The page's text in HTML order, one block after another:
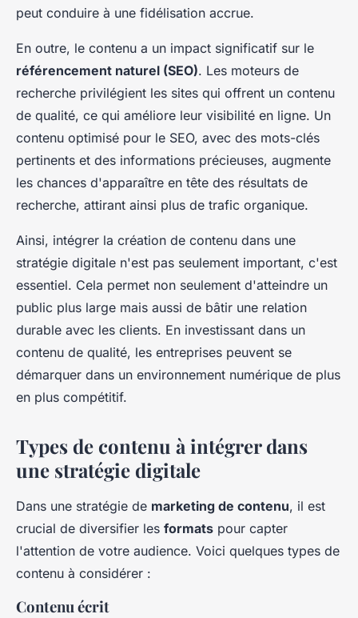
peut conduire à une fidélisation accrue.
En outre, le contenu a un impact significatif sur le
référencement naturel (SEO). Les moteurs de
recherche privilégient les sites qui offrent un contenu
de qualité, ce qui améliore leur visibilité en ligne. Un
contenu optimisé pour le SEO, avec des mots-clés
pertinents et des informations précieuses, augmente
les chances d'apparaître en tête des résultats de
recherche, attirant ainsi plus de trafic organique.
Ainsi, intégrer la création de contenu dans une
stratégie digitale n'est pas seulement important, c'est
essentiel. Cela permet non seulement d'atteindre un
public plus large mais aussi de bâtir une relation
durable avec les clients. En investissant dans un
contenu de qualité, les entreprises peuvent se
démarquer dans un environnement numérique de plus
en plus compétitif.
Types de contenu à intégrer dans
une stratégie digitale
Dans une stratégie de marketing de contenu, il est
crucial de diversifier les formats pour capter
l'attention de votre audience. Voici quelques types de
contenu à considérer :
Contenu écrit